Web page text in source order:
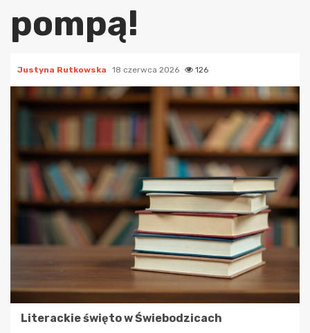
pompą!
Justyna Rutkowska 18 czerwca 2026 126
Literackie święto w Świebodzicach